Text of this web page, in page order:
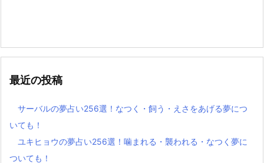
最近の投稿
サーバルの夢占い256選！なつく・飼う・えさをあげる夢につ
いても！
ユキヒョウの夢占い256選！噛まれる・襲われる・なつく夢に
ついても！